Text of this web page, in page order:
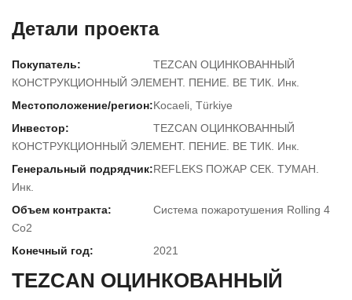
Детали проекта
Покупатель:
TEZCAN ОЦИНКОВАННЫЙ
КОНСТРУКЦИОННЫЙ ЭЛЕМЕНТ. ПЕНИЕ. ВЕ ТИК. Инк.
Местоположение/регион:Kocaeli, Türkiye
Инвестор:
TEZCAN ОЦИНКОВАННЫЙ
КОНСТРУКЦИОННЫЙ ЭЛЕМЕНТ. ПЕНИЕ. ВЕ ТИК. Инк.
Генеральный подрядчик:REFLEKS ПОЖАР СЕК. ТУМАН.
Инк.
Объем контракта:
Система пожаротушения Rolling 4
Co2
Конечный год:
2021
TEZCAN ОЦИНКОВАННЫЙ